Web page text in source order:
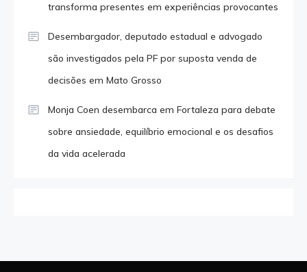
transforma presentes em experiências provocantes
Desembargador, deputado estadual e advogado
são investigados pela PF por suposta venda de
decisões em Mato Grosso
Monja Coen desembarca em Fortaleza para debate
sobre ansiedade, equilíbrio emocional e os desafios
da vida acelerada